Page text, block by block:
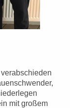
mit großem